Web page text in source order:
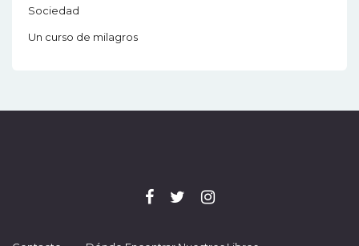
Sociedad
Un curso de milagros